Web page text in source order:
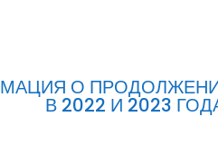
О
В 2022 И 2023